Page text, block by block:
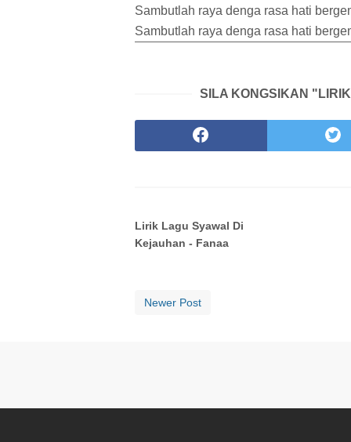
Sambutlah raya denga rasa hati
Sambutlah raya denga rasa hati
SILA KONGSIKAN
Lirik Lagu Syawal Di
Kejauhan - Fanaa
Newer Post